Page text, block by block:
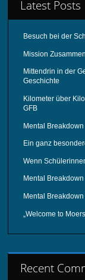
Latest Posts
Besuch bei der
Mission
Mittendrin in der
Geschichte
Kilometer über
GFB
Mental
Ein ganz
Wenn
Mental
Mental
„Welcome to
Recent